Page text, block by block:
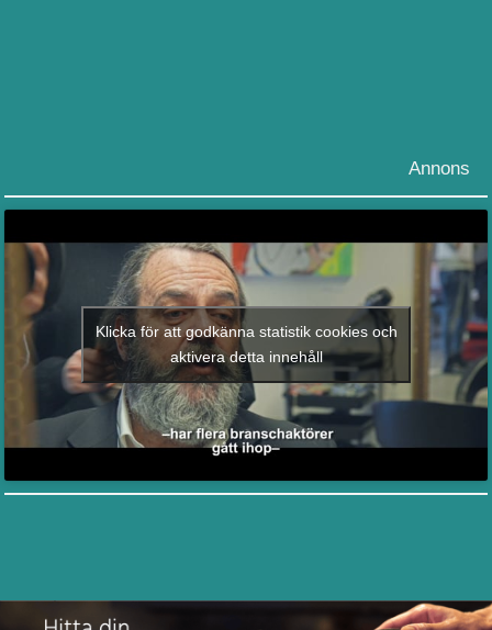
Annons
Klicka för att godkänna statistik cookies och
aktivera detta innehåll